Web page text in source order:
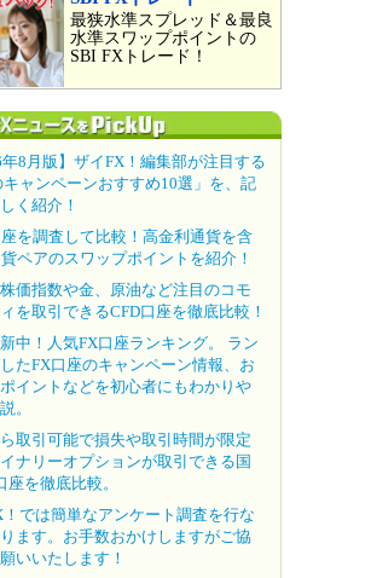
最狭水準スプレッド＆最良
水準スワップポイントの
SBI FXトレード！
年8月版】ザイFX！編集部が注目する
キャンペーンおすすめ10選」を、記
く紹介！
を調査して比較！高金利通貨を含
ペアのスワップポイントを紹介！
価指数や金、原油など注目のコモ
を取引できるCFD口座を徹底比較！
中！人気FX口座ランキング。 ラン
たFX口座のキャンペーン情報、お
イントなどを初心者にもわかりや
。
取引可能で損失や取引時間が限定
ナリーオプションが取引できる国
座を徹底比較。
！では簡単なアンケート調査を行な
ます。お手数おかけしますがご協
いいたします！